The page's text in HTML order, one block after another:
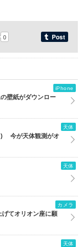
0
iPhone
壁紙がダウンロー
天体
今が天体観測がオ
天体
カメラ
てオリオン座に願
天体